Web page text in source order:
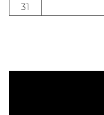
31